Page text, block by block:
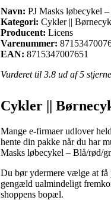
Navn: PJ Masks løbecykel
Kategori: Cykler ||
Producent: Licens
Varenummer:
EAN: 8715347007651
Vurderet til 3.8 ud af 5
Cykler ||
Mange e-firmaer udlover
hente din pakke når du har
Masks løbecykel – Blå/rød/
Du bør ydermere vælge at få
gengæld ualmindeligt
shoppens bopæl.